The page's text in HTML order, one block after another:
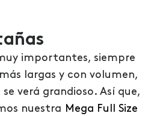
importantes, siempre
largas y con volumen,
verá grandioso. Así que,
nuestra Mega Full Size